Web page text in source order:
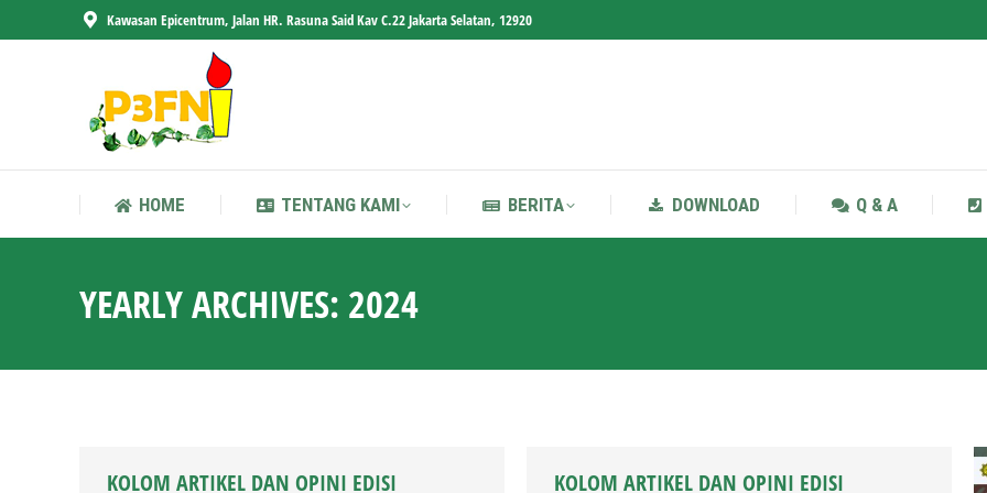
Kawasan Epicentrum, Jalan HR. Rasuna Said Kav C.22 Jakarta Selatan, 12920
HOME TENTANG KAMI BERITA DOWNLOAD Q & A
YEARLY ARCHIVES: 2024
KOLOM ARTIKEL DAN OPINI EDISI
KOLOM ARTIKEL DAN OPINI EDISI
HOME TENTANG KAMI BERITA DOWNLOAD Q & A